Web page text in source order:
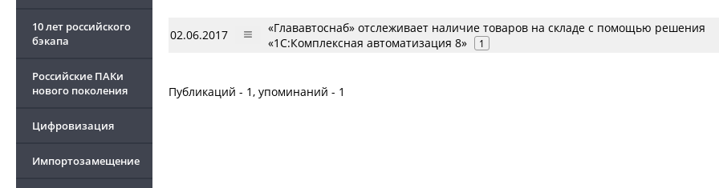
10 лет российского
бэкапа
Российские ПАКи
нового поколения
Цифровизация
Импортозамещение
02.06.2017
«Глававтоснаб» отслеживает наличие товаров на складе с помощью решения
«1С:Комплексная автоматизация 8»
1
Публикаций - 1, упоминаний - 1